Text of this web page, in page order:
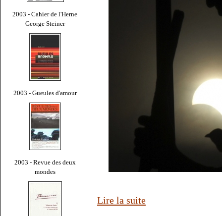
2003 - Cahier de l'Herne
George Steiner
2003 - Gueules d'amour
2003 - Revue des deux
mondes
Lire la suite